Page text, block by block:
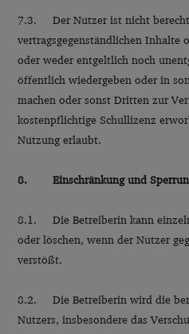
7.3. Der Nutzer ist nicht
vertragsgegenständlichen Inhalte
oder weder entgeltlich noch
öffentlich wiedergeben oder in
machen oder sonst Dritten zur
kostenpflichtige Schullizenz
Nutzung erlaubt.
8. Einschränkung und
8.1. Die Betreiberin kann
oder löschen, wenn der Nutzer
verstößt.
8.2. Die Betreiberin wird die
Nutzers, insbesondere das